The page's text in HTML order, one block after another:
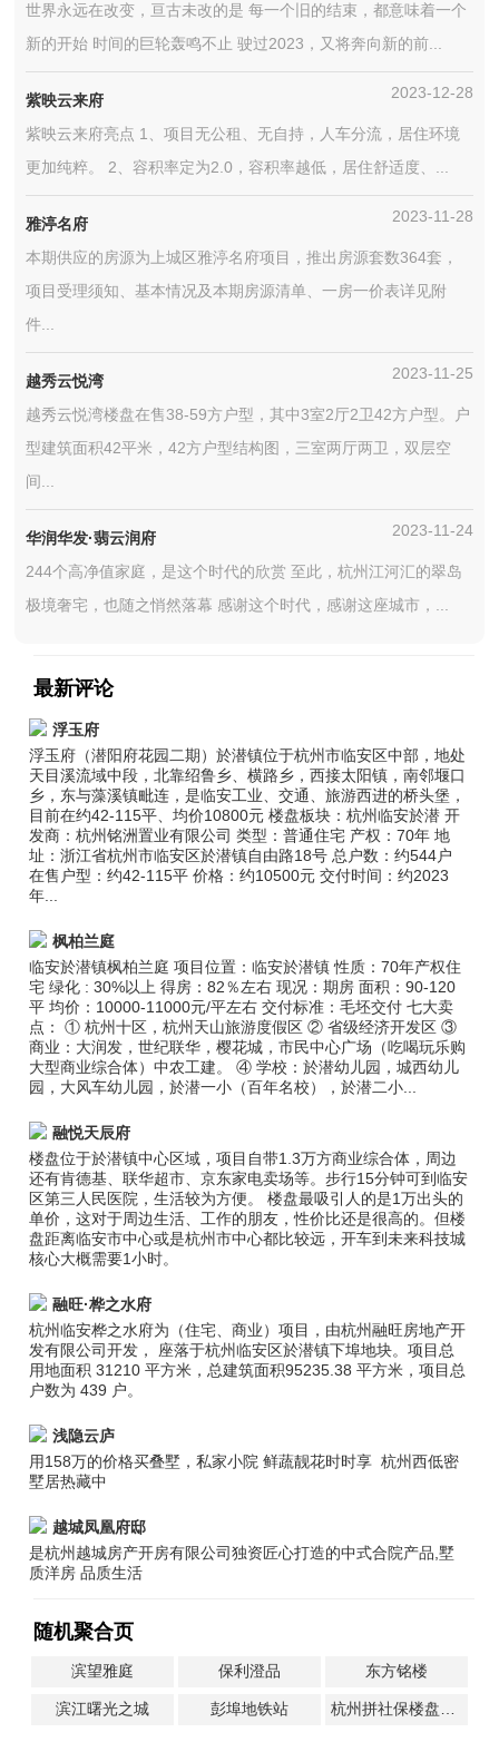
世界永远在改变，亘古未改的是 每一个旧的结束，都意味着一个
新的开始 时间的巨轮轰鸣不止 驶过2023，又将奔向新的前...
紫映云来府 2023-12-28
紫映云来府亮点 1、项目无公租、无自持，人车分流，居住环境
更加纯粹。 2、容积率定为2.0，容积率越低，居住舒适度、...
雅渟名府 2023-11-28
本期供应的房源为上城区雅渟名府项目，推出房源套数364套，
项目受理须知、基本情况及本期房源清单、一房一价表详见附
件...
越秀云悦湾 2023-11-25
越秀云悦湾楼盘在售38-59方户型，其中3室2厅2卫42方户型。户
型建筑面积42平米，42方户型结构图，三室两厅两卫，双层空
间...
华润华发·翡云润府 2023-11-24
244个高净值家庭，是这个时代的欣赏 至此，杭州江河汇的翠岛
极境奢宅，也随之悄然落幕 感谢这个时代，感谢这座城市，...
最新评论
浮玉府
浮玉府（潜阳府花园二期）於潜镇位于杭州市临安区中部，地处
天目溪流域中段，北靠绍鲁乡、横路乡，西接太阳镇，南邻堰口
乡，东与藻溪镇毗连，是临安工业、交通、旅游西进的桥头堡，
目前在约42-115平、均价10800元 楼盘板块：杭州临安於潜 开
发商：杭州铭洲置业有限公司 类型：普通住宅 产权：70年 地
址：浙江省杭州市临安区於潜镇自由路18号 总户数：约544户
在售户型：约42-115平 价格：约10500元 交付时间：约2023
年...
枫柏兰庭
临安於潜镇枫柏兰庭 项目位置：临安於潜镇 性质：70年产权住
宅 绿化 : 30%以上 得房：82％左右 现况：期房 面积：90-120
平 均价：10000-11000元/平左右 交付标准：毛坯交付 七大卖
点： ① 杭州十区，杭州天山旅游度假区 ② 省级经济开发区 ③
商业：大润发，世纪联华，樱花城，市民中心广场（吃喝玩乐购
大型商业综合体）中农工建。 ④ 学校：於潜幼儿园，城西幼儿
园，大风车幼儿园，於潜一小（百年名校），於潜二小...
融悦天辰府
楼盘位于於潜镇中心区域，项目自带1.3万方商业综合体，周边
还有肯德基、联华超市、京东家电卖场等。步行15分钟可到临安
区第三人民医院，生活较为方便。 楼盘最吸引人的是1万出头的
单价，这对于周边生活、工作的朋友，性价比还是很高的。但楼
盘距离临安市中心或是杭州市中心都比较远，开车到未来科技城
核心大概需要1小时。
融旺·桦之水府
杭州临安桦之水府为（住宅、商业）项目，由杭州融旺房地产开
发有限公司开发， 座落于杭州临安区於潜镇下埠地块。项目总
用地面积 31210 平方米，总建筑面积95235.38 平方米，项目总
户数为 439 户。
浅隐云庐
用158万的价格买叠墅，私家小院 鲜蔬靓花时时享 杭州西低密
墅居热藏中
越城凤凰府邸
是杭州越城房产开房有限公司独资匠心打造的中式合院产品,墅
质洋房 品质生活
随机聚合页
滨望雅庭 保利澄品 东方铭楼
滨江曙光之城 彭埠地铁站